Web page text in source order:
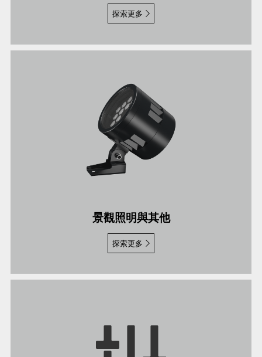
探索更多
景觀照明與其他
探索更多